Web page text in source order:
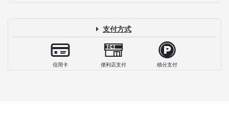
支付方式
信用卡 便利店支付 積分支付